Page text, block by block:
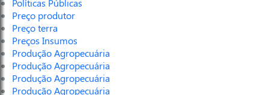
Políticas Públicas
Preço produtor
Preço terra
Preços Insumos
Produção Agropecuária
Produção Agropecuária
Produção Agropecuária
Produção Agropecuária